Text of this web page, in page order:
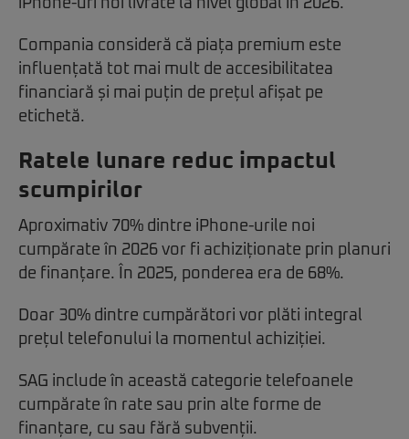
iPhone-uri noi livrate la nivel global în 2026.
Compania consideră că piața premium este
influențată tot mai mult de accesibilitatea
financiară și mai puțin de prețul afișat pe
etichetă.
Ratele lunare reduc impactul
scumpirilor
Aproximativ 70% dintre iPhone-urile noi
cumpărate în 2026 vor fi achiziționate prin planuri
de finanțare. În 2025, ponderea era de 68%.
Doar 30% dintre cumpărători vor plăti integral
prețul telefonului la momentul achiziției.
SAG include în această categorie telefoanele
cumpărate în rate sau prin alte forme de
finanțare, cu sau fără subvenții.